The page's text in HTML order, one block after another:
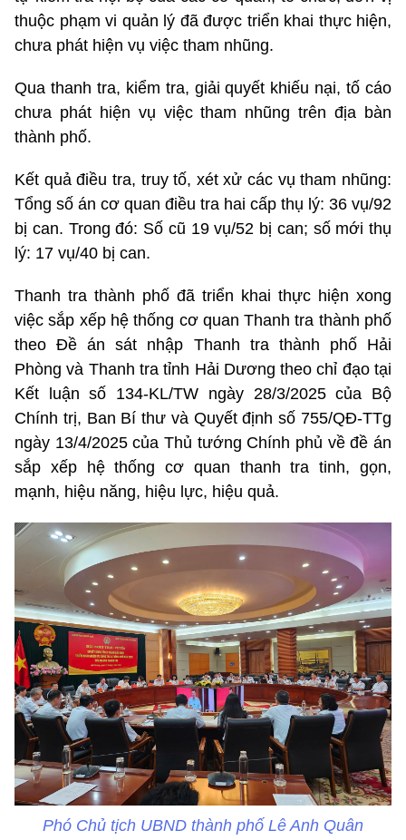
thuộc phạm vi quản lý đã được triển khai thực hiện,
chưa phát hiện vụ việc tham nhũng.
Qua thanh tra, kiểm tra, giải quyết khiếu nại, tố cáo
chưa phát hiện vụ việc tham nhũng trên địa bàn
thành phố.
Kết quả điều tra, truy tố, xét xử các vụ tham nhũng:
Tổng số án cơ quan điều tra hai cấp thụ lý: 36 vụ/92
bị can. Trong đó: Số cũ 19 vụ/52 bị can; số mới thụ
lý: 17 vụ/40 bị can.
Thanh tra thành phố đã triển khai thực hiện xong
việc sắp xếp hệ thống cơ quan Thanh tra thành phố
theo Đề án sát nhập Thanh tra thành phố Hải
Phòng và Thanh tra tỉnh Hải Dương theo chỉ đạo tại
Kết luận số 134-KL/TW ngày 28/3/2025 của Bộ
Chính trị, Ban Bí thư và Quyết định số 755/QĐ-TTg
ngày 13/4/2025 của Thủ tướng Chính phủ về đề án
sắp xếp hệ thống cơ quan thanh tra tinh, gọn,
mạnh, hiệu năng, hiệu lực, hiệu quả.
Phó Chủ tịch UBND thành phố Lê Anh Quân